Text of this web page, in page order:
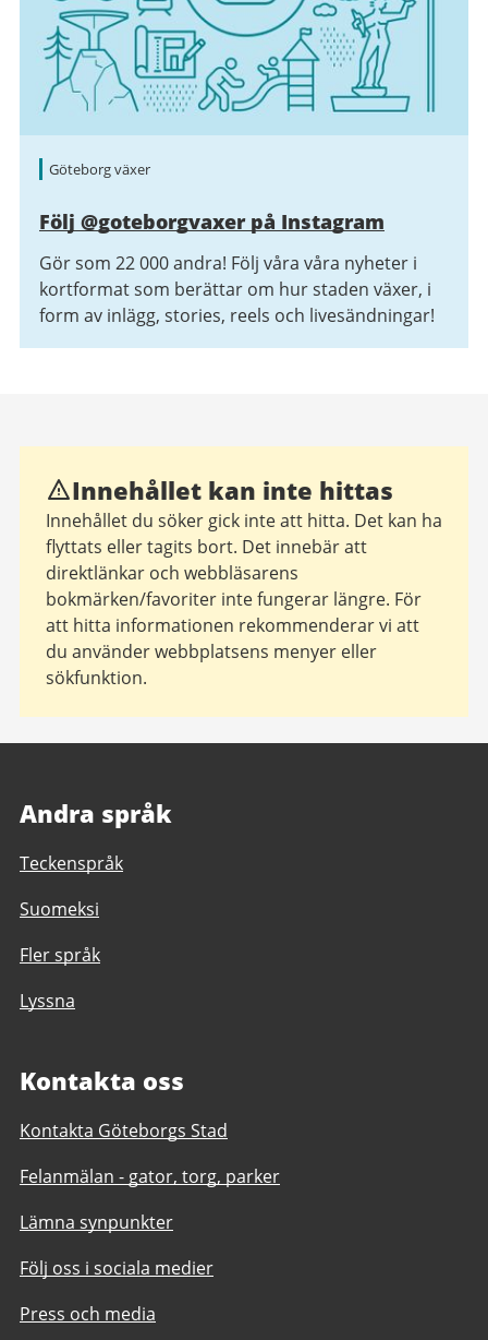
Göteborg växer
Följ @goteborgvaxer på Instagram
Gör som 22 000 andra! Följ våra våra nyheter i
kortformat som berättar om hur staden växer, i
form av inlägg, stories, reels och livesändningar!
Innehållet kan inte hittas
Innehållet du söker gick inte att hitta. Det kan ha
flyttats eller tagits bort. Det innebär att
direktlänkar och webbläsarens
bokmärken/favoriter inte fungerar längre. För
att hitta informationen rekommenderar vi att
du använder webbplatsens menyer eller
sökfunktion.
Andra språk
Teckenspråk
Suomeksi
Fler språk
Lyssna
Kontakta oss
Kontakta Göteborgs Stad
Felanmälan - gator, torg, parker
Lämna synpunkter
Följ oss i sociala medier
Press och media